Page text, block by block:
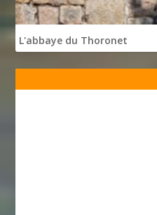
L'abbaye du Thoronet